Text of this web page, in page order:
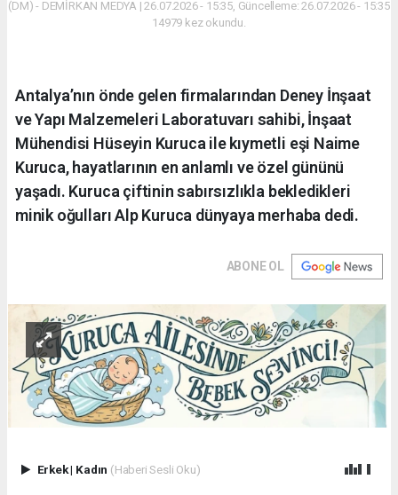
(DM) - DEMİRKAN MEDYA | 26.07.2026 - 15:35, Güncelleme: 26.07.2026 - 15:35
14979 kez okundu.
Antalya’nın önde gelen firmalarından Deney İnşaat
ve Yapı Malzemeleri Laboratuvarı sahibi, İnşaat
Mühendisi Hüseyin Kuruca ile kıymetli eşi Naime
Kuruca, hayatlarının en anlamlı ve özel gününü
yaşadı. Kuruca çiftinin sabırsızlıkla bekledikleri
minik oğulları Alp Kuruca dünyaya merhaba dedi.
ABONE OL
Erkek| Kadın (Haberi Sesli Oku)